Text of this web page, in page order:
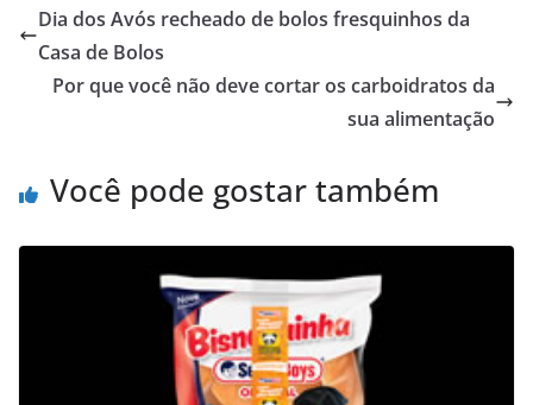
Dia dos Avós recheado de bolos fresquinhos da
Casa de Bolos
Por que você não deve cortar os carboidratos da
sua alimentação
Você pode gostar também